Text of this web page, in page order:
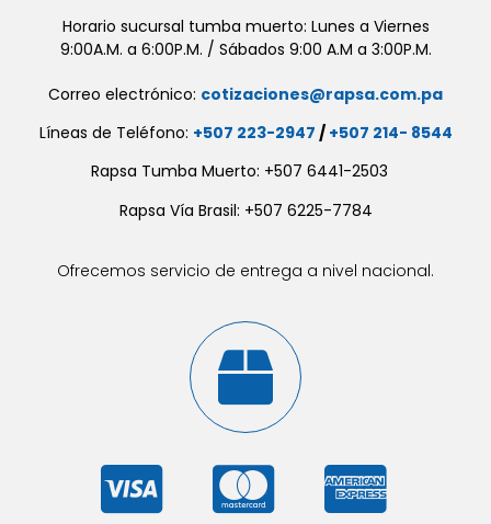
Horario sucursal tumba muerto: Lunes a Viernes
9:00A.M. a 6:00P.M. / Sábados 9:00 A.M a 3:00P.M.
Correo electrónico: cotizaciones@rapsa.com.pa
Líneas de Teléfono: +507 223-2947 / +507 214- 8544
Rapsa Tumba Muerto: +507 6441-2503
Rapsa Vía Brasil: +507 6225-7784
Ofrecemos servicio de entrega a nivel nacional.